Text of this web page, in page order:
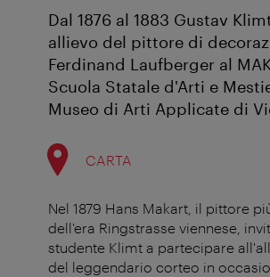
Dal 1876 al 1883 Gustav
allievo del pittore di
Ferdinand Laufberger al
Scuola Statale d'Arti e
Museo di Arti Applicate di
CARTA
Nel 1879 Hans Makart, il pittore
dell'era Ringstrasse viennese,
studente Klimt a partecipare
del leggendario corteo in